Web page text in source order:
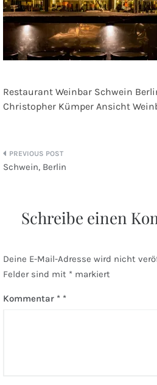
Restaurant Weinbar Schwein
Christopher Kümper Ansicht
Schwein, Berlin
Schreibe einen
Deine E-Mail-Adresse wird nicht
Felder sind mit * markiert
Kommentar *